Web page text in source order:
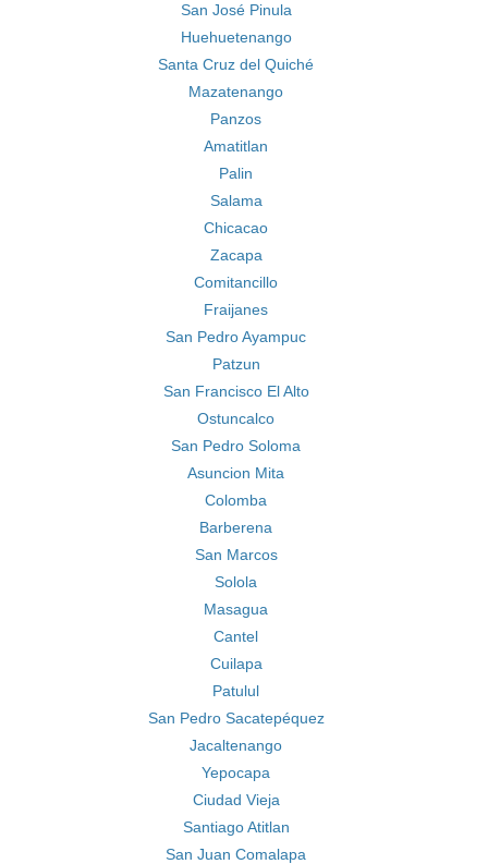
San José Pinula
Huehuetenango
Santa Cruz del Quiché
Mazatenango
Panzos
Amatitlan
Palin
Salama
Chicacao
Zacapa
Comitancillo
Fraijanes
San Pedro Ayampuc
Patzun
San Francisco El Alto
Ostuncalco
San Pedro Soloma
Asuncion Mita
Colomba
Barberena
San Marcos
Solola
Masagua
Cantel
Cuilapa
Patulul
San Pedro Sacatepéquez
Jacaltenango
Yepocapa
Ciudad Vieja
Santiago Atitlan
San Juan Comalapa